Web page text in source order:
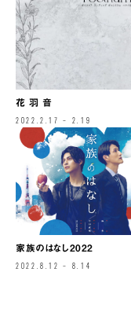
花 羽 音
2022.2.17 – 2.19
家族のはなし2022
2022.8.12 – 8.14